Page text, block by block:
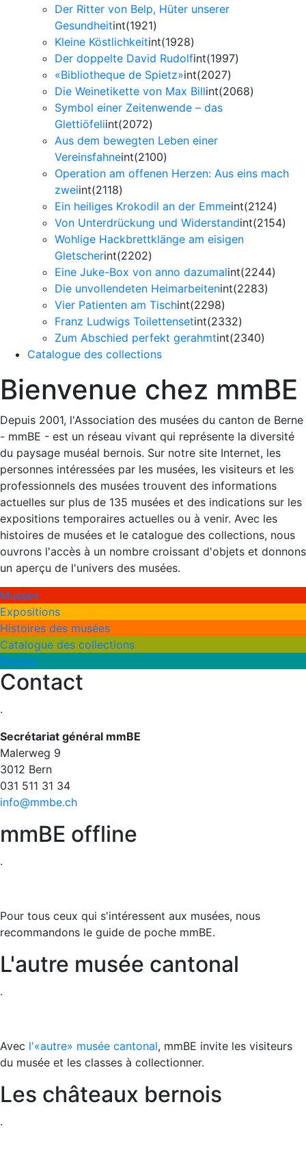
Der Ritter von Belp, Hüter unserer
Gesundheitint(1921)
Kleine Köstlichkeitint(1928)
Der doppelte David Rudolfint(1997)
«Bibliotheque de Spietz»int(2027)
Die Weinetikette von Max Billint(2068)
Symbol einer Zeitenwende – das
Glettiöfeliint(2072)
Aus dem bewegten Leben einer
Vereinsfahneint(2100)
Operation am offenen Herzen: Aus eins mach
zweiint(2118)
Ein heiliges Krokodil an der Emmeint(2124)
Von Unterdrückung und Widerstandint(2154)
Wohlige Hackbrettklänge am eisigen
Gletscherint(2202)
Eine Juke-Box von anno dazumalint(2244)
Die unvollendeten Heimarbeitenint(2283)
Vier Patienten am Tischint(2298)
Franz Ludwigs Toilettensetint(2332)
Zum Abschied perfekt gerahmtint(2340)
Catalogue des collections
Bienvenue chez mmBE
Depuis 2001, l'Association des musées du canton de Berne
- mmBE - est un réseau vivant qui représente la diversité
du paysage muséal bernois. Sur notre site Internet, les
personnes intéressées par les musées, les visiteurs et les
professionnels des musées trouvent des informations
actuelles sur plus de 135 musées et des indications sur les
expositions temporaires actuelles ou à venir. Avec les
histoires de musées et le catalogue des collections, nous
ouvrons l'accès à un nombre croissant d'objets et donnons
un aperçu de l'univers des musées.
Musées
Expositions
Histoires des musées
Catalogue des collections
Réseau
Contact
.
Secrétariat général mmBE
Malerweg 9
3012 Bern
031 511 31 34​​​​​​​
info@mmbe.ch
mmBE offline
.
Pour tous ceux qui s'intéressent aux musées, nous
recommandons le guide de poche mmBE.
L'autre musée cantonal
.
Avec l'«autre» musée cantonal, mmBE invite les visiteurs
du musée et les classes à collectionner.
Les châteaux bernois
.